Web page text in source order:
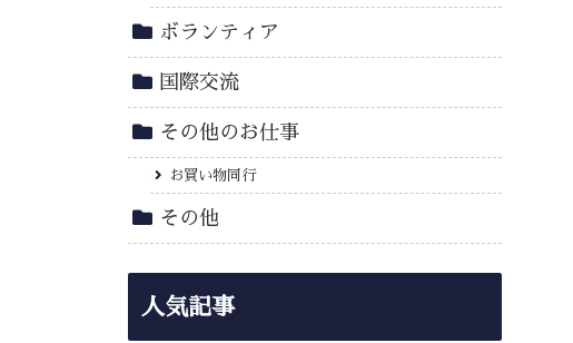
ボランティア
国際交流
その他のお仕事
お買い物同行
その他
人気記事